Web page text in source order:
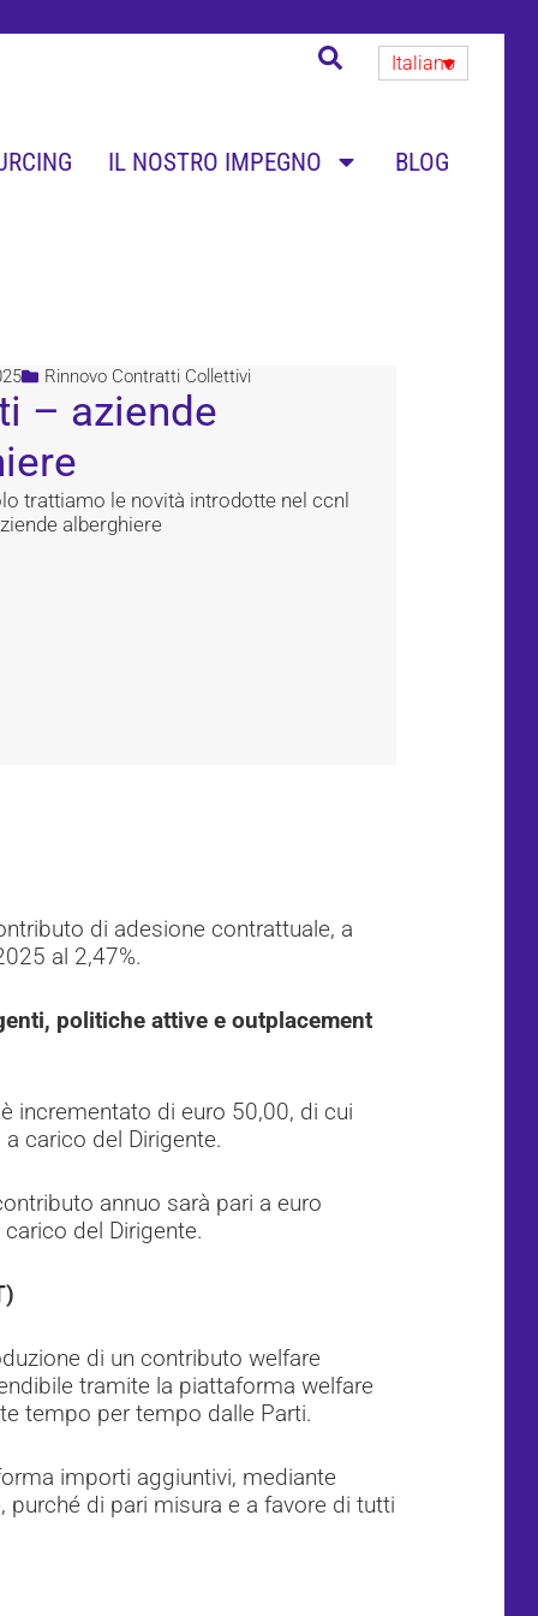
Italiano
IL NOSTRO IMPEGNO
BLOG
Rinnovo Contratti Collettivi
– aziende
trattiamo le novità introdotte nel ccnl
alberghiere
di adesione contrattuale, a
al 2,47%.
politiche attive e outplacement
incrementato di euro 50,00, di cui
carico del Dirigente.
annuo sarà pari a euro
del Dirigente.
di un contributo welfare
tramite la piattaforma welfare
tempo per tempo dalle Parti.
importi aggiuntivi, mediante
di pari misura e a favore di tutti